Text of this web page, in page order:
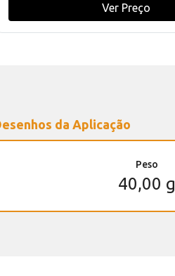
Ver Preço
da Aplicação
Peso
40,00 g